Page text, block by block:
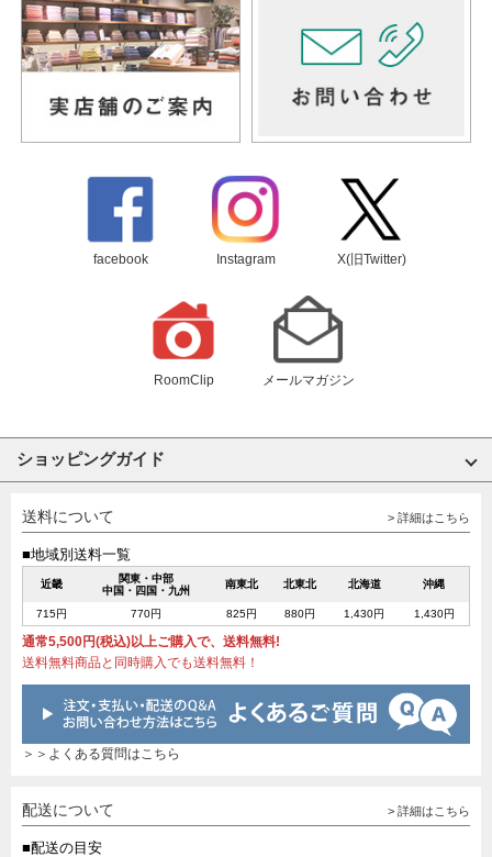
facebook Instagram X(旧Twitter)
RoomClip メールマガジン
ショッピングガイド
送料について > 詳細はこちら
■地域別送料一覧
近畿
関東・中部
中国・四国・九州
南東北 北東北 北海道 沖縄
715円 770円 825円 880円 1,430円 1,430円
通常5,500円(税込)以上ご購入で、送料無料!
送料無料商品と同時購入でも送料無料！
＞＞よくある質問はこちら
配送について > 詳細はこちら
■配送の目安